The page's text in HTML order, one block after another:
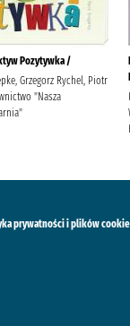
Pozytywka /
Grzegorz Rychel, Piotr
"Nasza
prywatności i plików cookie